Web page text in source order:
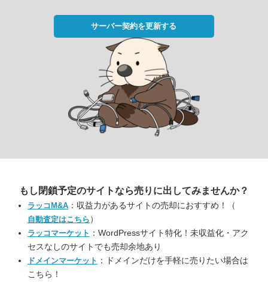
サーバー契約を更新する
もし閉鎖予定のサイトなら売りに出してみませんか？
ラッコM&A ：収益力があるサイトの売却におすすめ！（
自動査定はこちら ）
ラッコマーケット ：WordPressサイト特化！未収益化・アク
セスなしのサイトでも売却余地あり
ドメインマーケット ：ドメインだけを手軽に売りたい場合は
こちら！